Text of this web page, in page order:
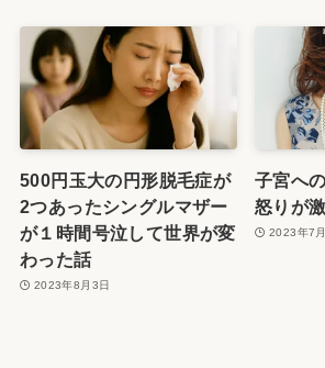
500円玉大の円形脱毛症が
2つあったシングルマザー
が１時間号泣して世界が変
わった話
2023年8月3日
子宮へ
怒りが
2023年7